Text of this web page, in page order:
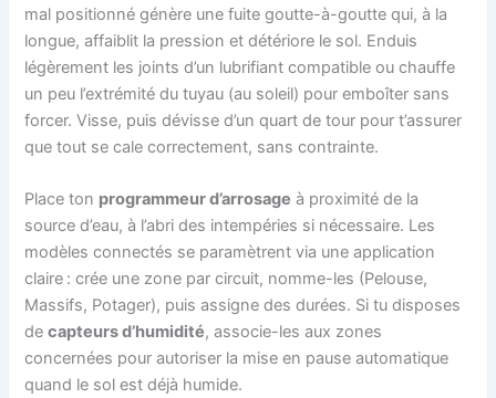
mal positionné génère une fuite goutte-à-goutte qui, à la
longue, affaiblit la pression et détériore le sol. Enduis
légèrement les joints d’un lubrifiant compatible ou chauffe
un peu l’extrémité du tuyau (au soleil) pour emboîter sans
forcer. Visse, puis dévisse d’un quart de tour pour t’assurer
que tout se cale correctement, sans contrainte.
Place ton programmeur d’arrosage à proximité de la
source d’eau, à l’abri des intempéries si nécessaire. Les
modèles connectés se paramètrent via une application
claire : crée une zone par circuit, nomme-les (Pelouse,
Massifs, Potager), puis assigne des durées. Si tu disposes
decapteurs d’humidité, associe-les aux zones
concernées pour autoriser la mise en pause automatique
quand le sol est déjà humide.